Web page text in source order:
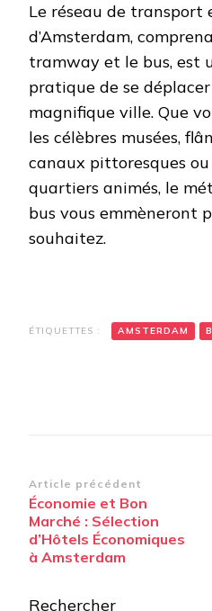
Le réseau de transport
d’Amsterdam,
tramway et le bus, est
pratique de se
magnifique ville. Que
les célèbres musées,
canaux pittoresques
quartiers animés, le
bus vous emmèneront
souhaitez.
ÉTIQUETTES : AMSTERDAM
Navigation
d’article
Article précédent
Économie et Bon
Marché : Sélection
d’Hôtels Économiques
à Amsterdam
Rechercher